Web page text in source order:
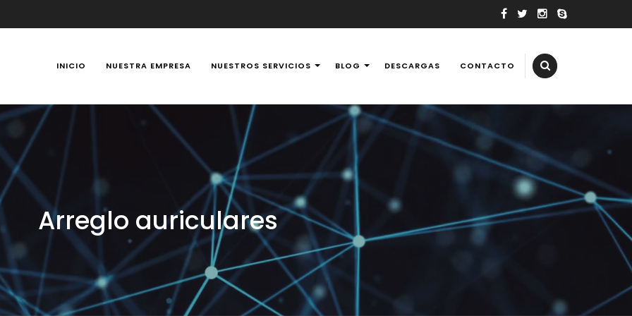
y Portátiles 24 horas en Manizales, Caldas, Colombia, reparación televisores, tv, reballing laptops y consolas de videojuegos,
INICIO NUESTRA EMPRESA NUESTROS SERVICIOS BLOG DESCARGAS CONTACTO
Arreglo auriculares